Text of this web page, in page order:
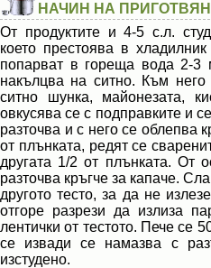
НАЧИН НА
От продуктите и 4-5 с.л.
което престоява в
попарват в гореща вода 2-3
накълцва на ситно. Към
ситно шунка, майонезата,
овкусява се с подправките и
разточва и с него се облепва
от плънката, редят се
другата 1/2 от плънката. От
разточва кръгче за капаче.
другото тесто, за да не
отгоре разрези да излиза
лентички от тестото. Пече се
се извади се намазва с
изстудено.